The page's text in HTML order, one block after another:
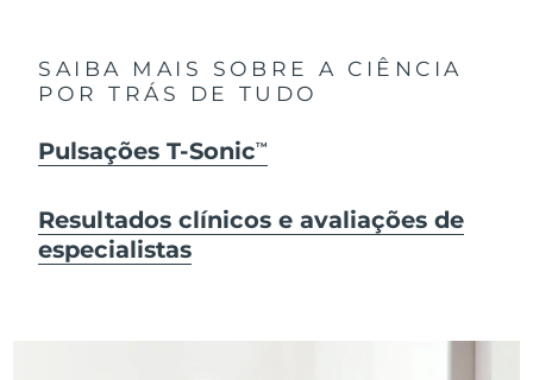
SAIBA MAIS SOBRE A CIÊNCIA
POR TRÁS DE TUDO
Pulsações T-SonicTM
Resultados clínicos e avaliações de
especialistas